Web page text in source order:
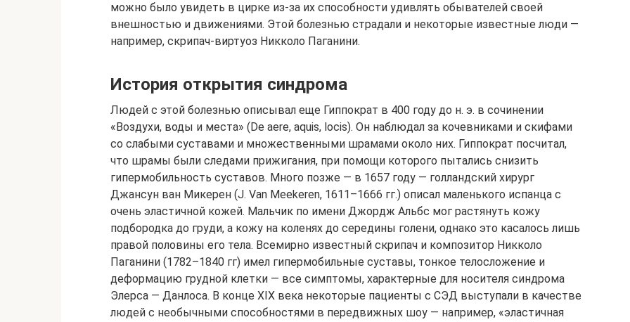
можно было увидеть в цирке из‑за их способности удивлять обывателей своей
внешностью и движениями. Этой болезнью страдали и некоторые известные люди —
например, скрипач-виртуоз Никколо Паганини.
История открытия синдрома
Людей с этой болезнью описывал еще Гиппократ в 400 году до н. э. в сочинении
«Воздухи, воды и места» (De aere, aquis, locis). Он наблюдал за кочевниками и скифами
со слабыми суставами и множественными шрамами около них. Гиппократ посчитал,
что шрамы были следами прижигания, при помощи которого пытались снизить
гипермобильность суставов. Много позже — в 1657 году — голландский хирург
Джансун ван Микерен (J. Van Meekeren, 1611–1666 гг.) описал маленького испанца с
очень эластичной кожей. Мальчик по имени Джордж Альбс мог растянуть кожу
подбородка до груди, а кожу на коленях до середины голени, однако это касалось лишь
правой половины его тела. Всемирно известный скрипач и композитор Никколо
Паганини (1782–1840 гг) имел гипермобильные суставы, тонкое телосложение и
деформацию грудной клетки — все симптомы, характерные для носителя синдрома
Элерса — Данлоса. В конце XIX века некоторые пациенты с СЭД выступали в качестве
людей с необычными способностями в передвижных шоу — например, «эластичная